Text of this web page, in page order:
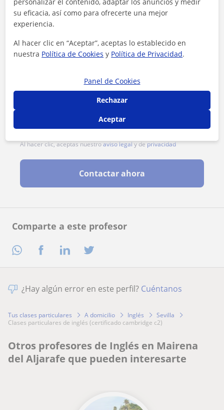
Comparte a este profesor
Al hacer clic, aceptas nuestroaviso legaly deprivacidad
Contactar ahora
¿Hay algún error en este perfil? Cuéntanos
Tus clases particulares A domicilio Inglés
Sevilla
clases particulares de inglés (certificado cambridge c2)
Otros profesores de Inglés en Mairena
del Aljarafe que pueden interesarte
su eficacia, así como para ofrecerte una mejor
experiencia.
Al hacer clic en “Aceptar”, aceptas lo establecido en
nuestra Política de Cookies y Política de Privacidad.
Panel de Cookies
Rechazar
Aceptar